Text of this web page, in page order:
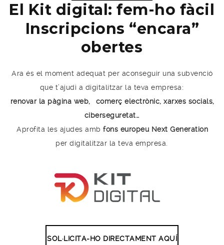
El Kit digital: fem-ho fàcil
Inscripcions “encara”
obertes
Ara és el moment adequat per aconseguir una subvenció
que t’ajudi a digitalitzar la teva empresa:
renovar la pàgina web,
comerç electrònic, xarxes socials,
ciberseguretat…
Aprofita les ajudes amb fons europeu Next Generation
per digitalitzar la teva empresa.
SOL·LICITA-HO DIRECTAMENT AQUÍ